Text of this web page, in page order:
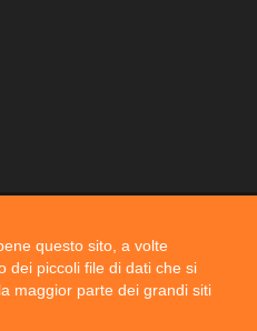
s.a.s.
questo sito, a volte
dei piccoli file di dati che si
maggior parte dei grandi siti